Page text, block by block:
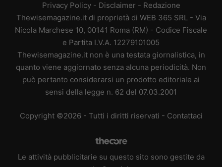
Privacy Policy- Disclaimer - Redazione
Thewisemagazine.it di proprietà di WEB 365 SRL - Via
Nicola Marchese 10, 00141 Roma (RM) - Codice Fiscale
e Partita I.V.A. 12279101005
Thewisemagazine.it non è una testata giornalistica, in
quanto viene aggiornato senza alcuna periodicità. Non
può pertanto considerarsi un prodotto editoriale ai
sensi della legge n. 62 del 07.03.2001
Copyright ©2026 - Tutti i diritti riservati - Contattaci
Le attività pubblicitarie su questo sito sono gestite da